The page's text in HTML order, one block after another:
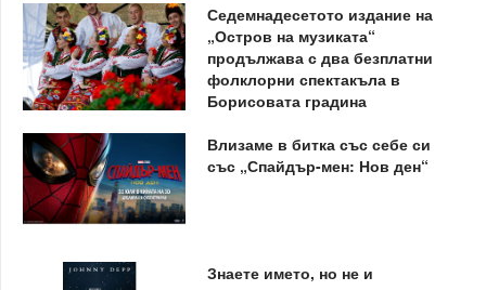
Седемнадесетото издание на
„Остров на музиката“
продължава с два безплатни
фолклорни спектакъла в
Борисовата градина
Влизаме в битка със себе си
със „Спайдър-мен: Нов ден“
Знаете името, но не и